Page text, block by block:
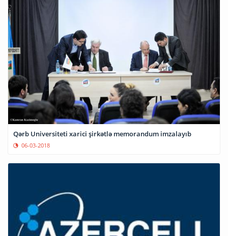
Qərb Universiteti xarici şirkətlə memorandum imzalayıb
06-03-2018